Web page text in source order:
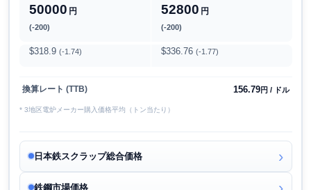
50000 円
(-200)
52800 円
(-200)
$318.9 (-1.74) $336.76 (-1.77)
換算レート (TTB) 156.79円 / ドル
* 3地区電炉メーカー購入価格平均（トン当たり）
日本鉄スクラップ総合価格
鉄鋼市場価格